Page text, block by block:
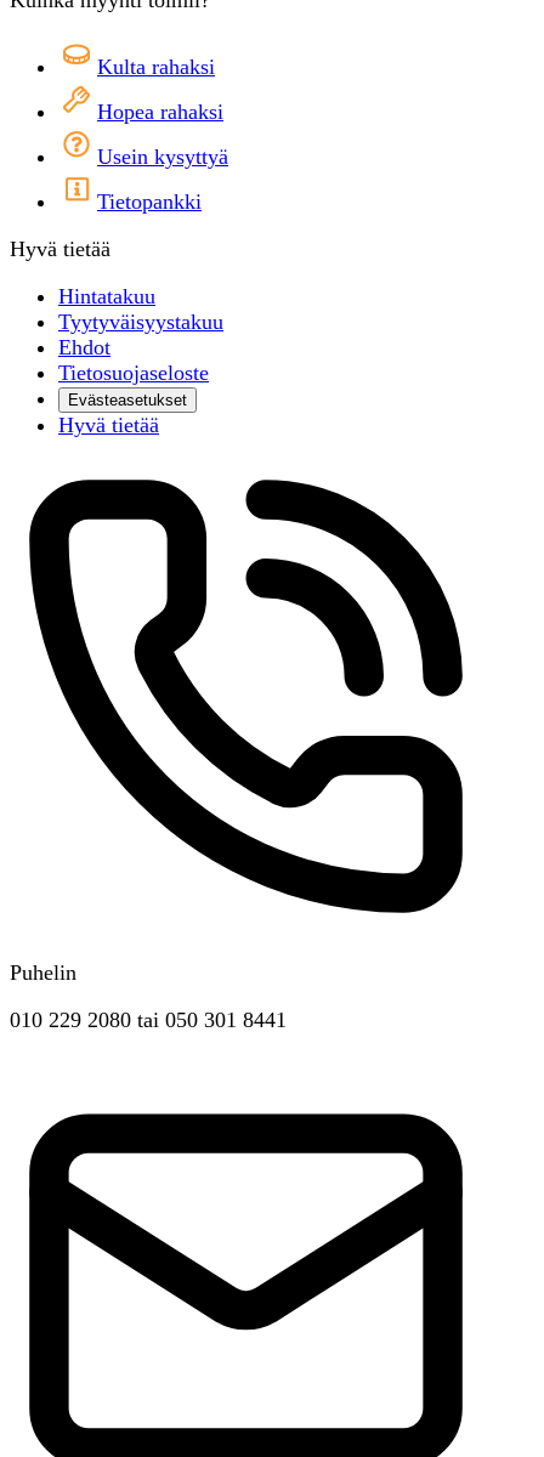
Kulta rahaksi
Hopea rahaksi
Usein kysyttyä
Tietopankki
Hyvä tietää
Hintatakuu
Tyytyväisyystakuu
Ehdot
Tietosuojaseloste
Evästeasetukset
Hyvä tietää
Puhelin
010 229 2080 tai 050 301 8441